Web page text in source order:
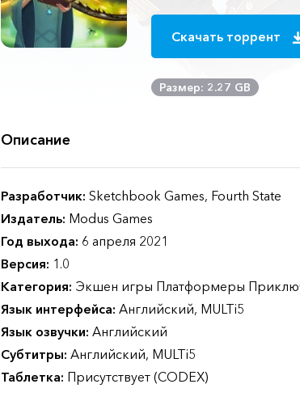
Скачать торрент
Размер: 2.27 GB
Описание
Разработчик: Sketchbook Games, Fourth State
Издатель: Modus Games
Год выхода: 6 апреля 2021
Версия: 1.0
Категория: Экшен игры Платформеры
Язык интерфейса: Английский, MULTi5
Язык озвучки: Английский
Субтитры: Английский, MULTi5
Таблетка: Присутствует (CODEX)